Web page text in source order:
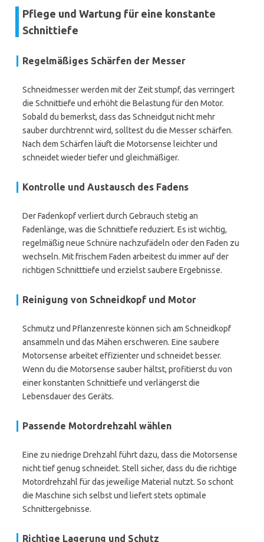
Pflege und Wartung für eine konstante
Schnittiefe
Regelmäßiges Schärfen der Messer
Schneidmesser werden mit der Zeit stumpf, das verringert
die Schnittiefe und erhöht die Belastung für den Motor.
Sobald du bemerkst, dass das Schneidgut nicht mehr
sauber durchtrennt wird, solltest du die Messer schärfen.
Nach dem Schärfen läuft die Motorsense leichter und
schneidet wieder tiefer und gleichmäßiger.
Kontrolle und Austausch des Fadens
Der Fadenkopf verliert durch Gebrauch stetig an
Fadenlänge, was die Schnittiefe reduziert. Es ist wichtig,
regelmäßig neue Schnüre nachzufädeln oder den Faden zu
wechseln. Mit frischem Faden arbeitest du immer auf der
richtigen Schnitttiefe und erzielst saubere Ergebnisse.
Reinigung von Schneidkopf und Motor
Schmutz und Pflanzenreste können sich am Schneidkopf
ansammeln und das Mähen erschweren. Eine saubere
Motorsense arbeitet effizienter und schneidet besser.
Wenn du die Motorsense sauber hältst, profitierst du von
einer konstanten Schnittiefe und verlängerst die
Lebensdauer des Geräts.
Passende Motordrehzahl wählen
Eine zu niedrige Drehzahl führt dazu, dass die Motorsense
nicht tief genug schneidet. Stell sicher, dass du die richtige
Motordrehzahl für das jeweilige Material nutzt. So schont
die Maschine sich selbst und liefert stets optimale
Schnittergebnisse.
Richtige Lagerung und Schutz